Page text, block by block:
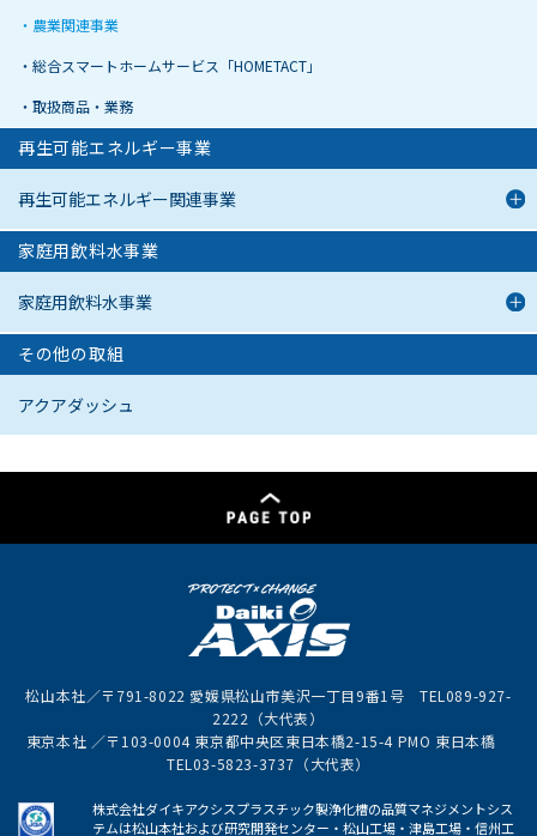
農業関連事業
総合スマートホームサービス「HOMETACT」
取扱商品・業務
再生可能エネルギー事業
再生可能エネルギー関連事業
家庭用飲料水事業
家庭用飲料水事業
その他の取組
アクアダッシュ
松山本社／〒791-8022 愛媛県松山市美沢一丁目9番1号 TEL089-927-
2222（大代表）
東京本社 ／〒103-0004 東京都中央区東日本橋2-15-4 PMO 東日本橋
TEL03-5823-3737（大代表）
株式会社ダイキアクシスプラスチック製浄化槽の品質マネジメントシス
テムは松山本社および研究開発センター・松山工場・津島工場・信州工